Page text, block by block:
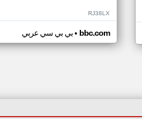
RJ38LX
بي بي سي عربي• bbc.com